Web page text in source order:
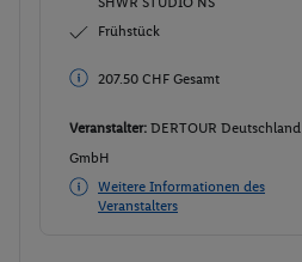
Frühstück
207.50 CHF Gesamt
Veranstalter: DERTOUR Deutschland
GmbH
Weitere Informationen des
Veranstalters